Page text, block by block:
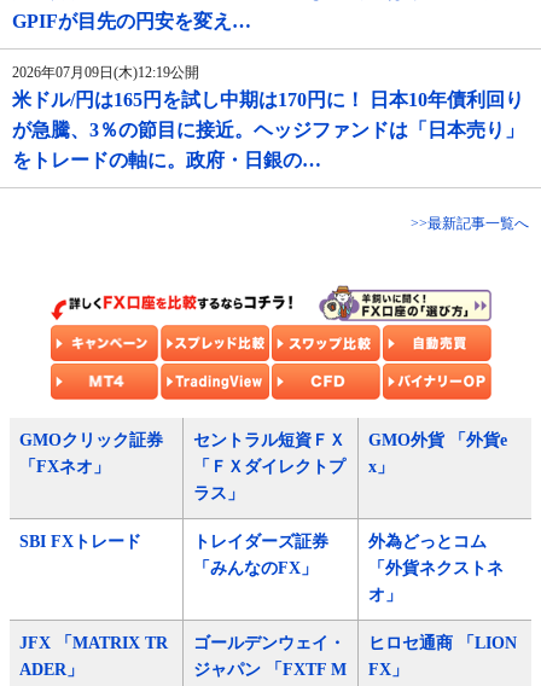
GPIFが目先の円安を変え…
2026年07月09日(木)12:19公開
米ドル/円は165円を試し中期は170円に！ 日本10年債利回り
が急騰、3％の節目に接近。ヘッジファンドは「日本売り」
をトレードの軸に。政府・日銀の…
>>最新記事一覧へ
GMOクリック証券
「FXネオ」
セントラル短資ＦＸ
「ＦＸダイレクトプ
ラス」
GMO外貨 「外貨e
x」
SBI FXトレード
トレイダーズ証券
「みんなのFX」
外為どっとコム
「外貨ネクストネ
オ」
JFX 「MATRIX TR
ADER」
ゴールデンウェイ・
ジャパン 「FXTF M
ヒロセ通商 「LION
FX」